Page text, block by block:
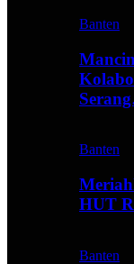
Banten
Banten
HUT
Banten